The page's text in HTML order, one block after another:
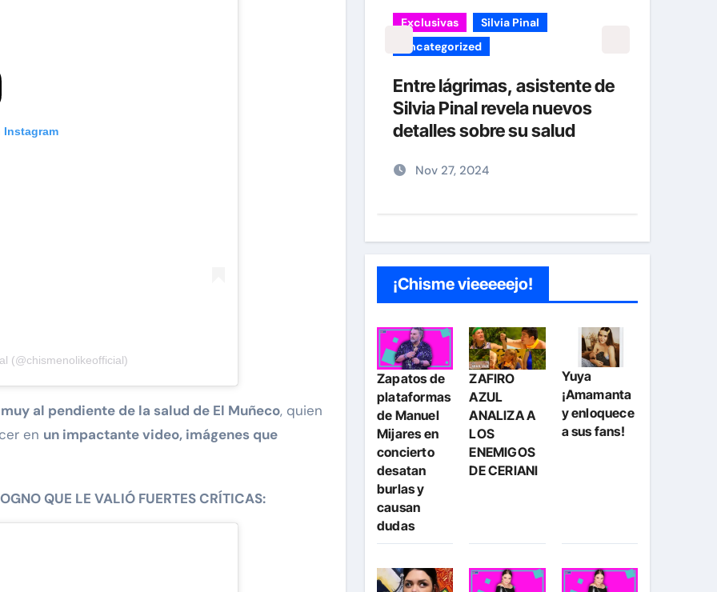
(@chismenolikeofficial)
al pendiente de la salud de El Muñeco, quien
en un impactante video, imágenes que
QUE LE VALIÓ FUERTES CRÍTICAS:
Exclusivas
Silvia Pinal
Uncategorized
Entre lágrimas, asistente de
Silvia Pinal revela nuevos
detalles sobre su salud
Nov 27, 2024
¡Chisme vieeeeejo!
Zapatos de
plataformas
de Manuel
Mijares en
concierto
desatan
burlas y
causan
dudas
ZAFIRO
AZUL
ANALIZA A
LOS
ENEMIGOS
DE CERIANI
Yuya
¡Amamanta
y enloquece
a sus fans!